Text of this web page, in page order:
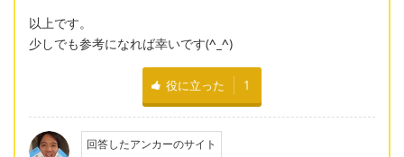
以上です。
少しでも参考になれば幸いです(^_^)
役に立った 1
回答したアンカーのサイト